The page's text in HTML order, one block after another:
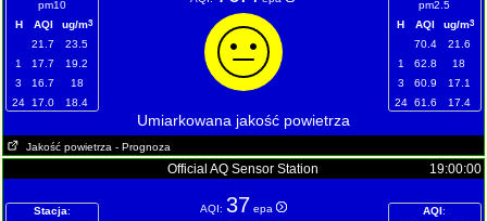
pm10
H
AQI ug/m3
21.7
23.5
1
17.7
19.2
3
16.7
18
24
17.0 18.4
pm2.5
H
AQI ug/m3
70.4
21.6
1
62.8
18
3
60.9
17.1
24 61.6 17.4
Umiarkowana jakość powietrza
Jakość powietrza - Prognoza
Official AQ Sensor Station 19:00:00
Stacja: AQI: 37 epa AQI: